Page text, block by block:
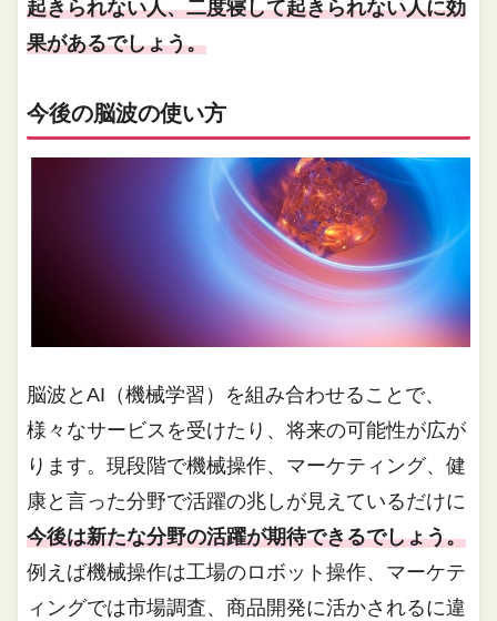
起きられない人、二度寝して起きられない人に効
果があるでしょう。
今後の脳波の使い方
脳波とAI（機械学習）を組み合わせることで、
様々なサービスを受けたり、将来の可能性が広が
ります。現段階で機械操作、マーケティング、健
康と言った分野で活躍の兆しが見えているだけに
今後は新たな分野の活躍が期待できるでしょう。
例えば機械操作は工場のロボット操作、マーケテ
ィングでは市場調査、商品開発に活かされるに違